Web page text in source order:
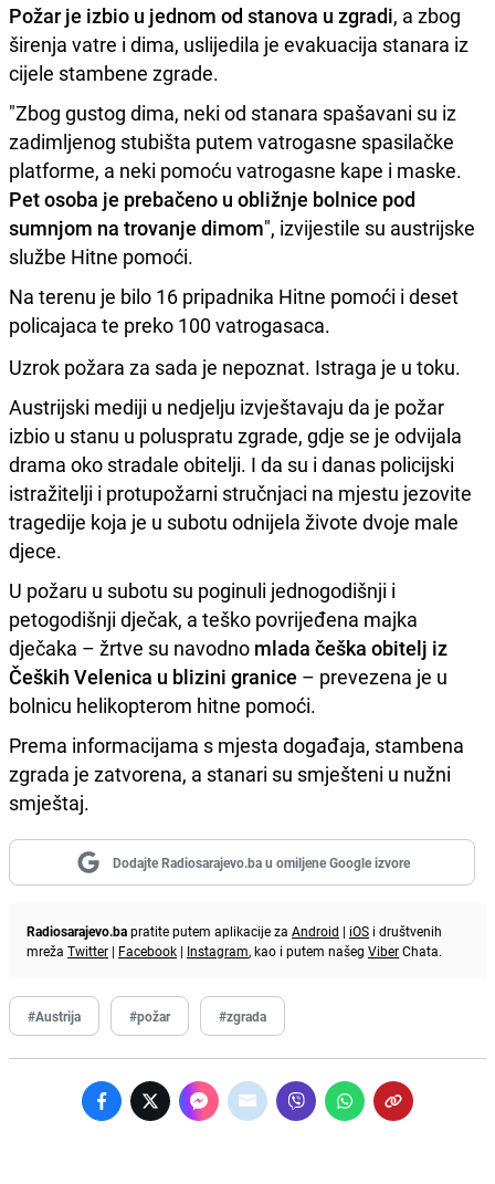
Požar je izbio u jednom od stanova u zgradi, a zbog
širenja vatre i dima, uslijedila je evakuacija stanara iz
cijele stambene zgrade.
"Zbog gustog dima, neki od stanara spašavani su iz
zadimljenog stubišta putem vatrogasne spasilačke
platforme, a neki pomoću vatrogasne kape i maske.
Pet osoba je prebačeno u obližnje bolnice pod
sumnjom na trovanje dimom", izvijestile su austrijske
službe Hitne pomoći.
Na terenu je bilo 16 pripadnika Hitne pomoći i deset
policajaca te preko 100 vatrogasaca.
Uzrok požara za sada je nepoznat. Istraga je u toku.
Austrijski mediji u nedjelju izvještavaju da je požar
izbio u stanu u poluspratu zgrade, gdje se je odvijala
drama oko stradale obitelji. I da su i danas policijski
istražitelji i protupožarni stručnjaci na mjestu jezovite
tragedije koja je u subotu odnijela živote dvoje male
djece.
U požaru u subotu su poginuli jednogodišnji i
petogodišnji dječak, a teško povrijeđena majka
dječaka – žrtve su navodno mlada češka obitelj iz
Čeških Velenica u blizini granice – prevezena je u
bolnicu helikopterom hitne pomoći.
Prema informacijama s mjesta događaja, stambena
zgrada je zatvorena, a stanari su smješteni u nužni
smještaj.
Dodajte Radiosarajevo.ba u omiljene Google izvore
Radiosarajevo.bapratite putem aplikacije za Android | iOS i društvenih
mreža Twitter | Facebook | Instagram, kao i putem našeg ViberChata.
#Austrija #požar #zgrada